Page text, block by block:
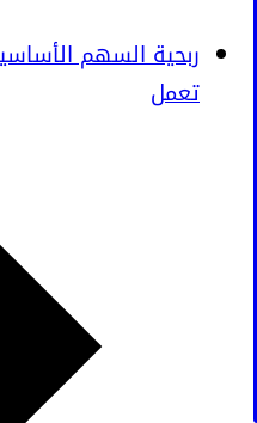
تعمل